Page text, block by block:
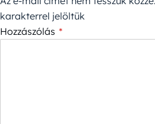
karakterrel jelöltük
Hozzászólás *